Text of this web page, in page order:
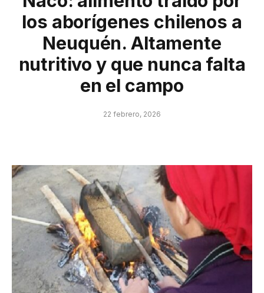
los aborígenes chilenos a
Neuquén. Altamente
nutritivo y que nunca falta
en el campo
22 febrero, 2026